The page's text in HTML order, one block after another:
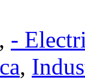
, -
,